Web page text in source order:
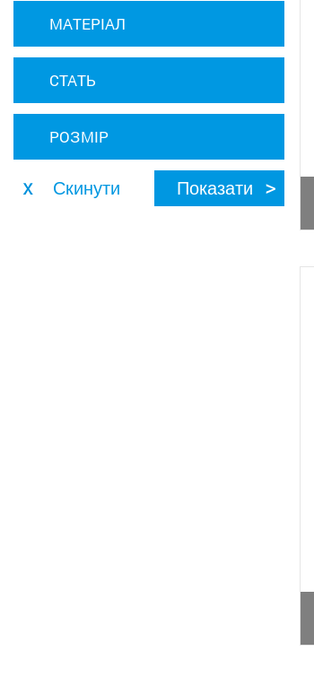
МАТЕРІАЛ
СТАТЬ
РОЗМІР